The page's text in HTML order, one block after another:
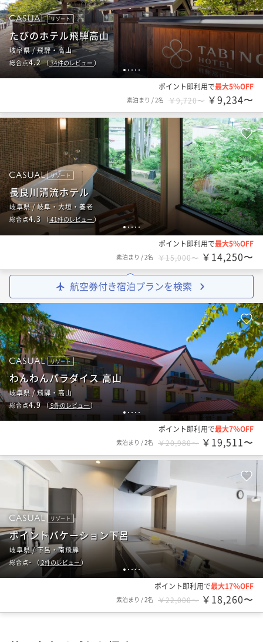
1 2 3 4 5
リゾート
たびのホテル飛騨高山
岐阜県 / 飛騨・高山
総合点4.2（34件のレビュー）
ポイント即利用で最大5％OFF
素泊まり /2名 ￥9,720〜 ￥9,234〜
1234 5
リゾート
長良川清流ホテル
岐阜県 / 岐阜・大垣・養老
総合点4.3 （ 41件のレビュー ）
ポイント即利用で最大5％OFF
素泊まり /2名 ￥15,000〜 ￥14,250〜
航空券付き宿泊プランを検索
1 23 4 5
リゾート
わんわんパラダイス 高山
岐阜県 / 飛騨・高山
総合点4.9（9件のレビュー）
ポイント即利用で最大7％OFF
素泊まり /2名 ￥20,980〜 ￥19,511〜
1 2 345
リゾート
ポイントバケーション下呂
岐阜県 / 下呂・南飛騨
総合点- （ 2件のレビュー）
ポイント即利用で最大17％OFF
素泊まり /2名 ￥22,000〜 ￥18,260〜